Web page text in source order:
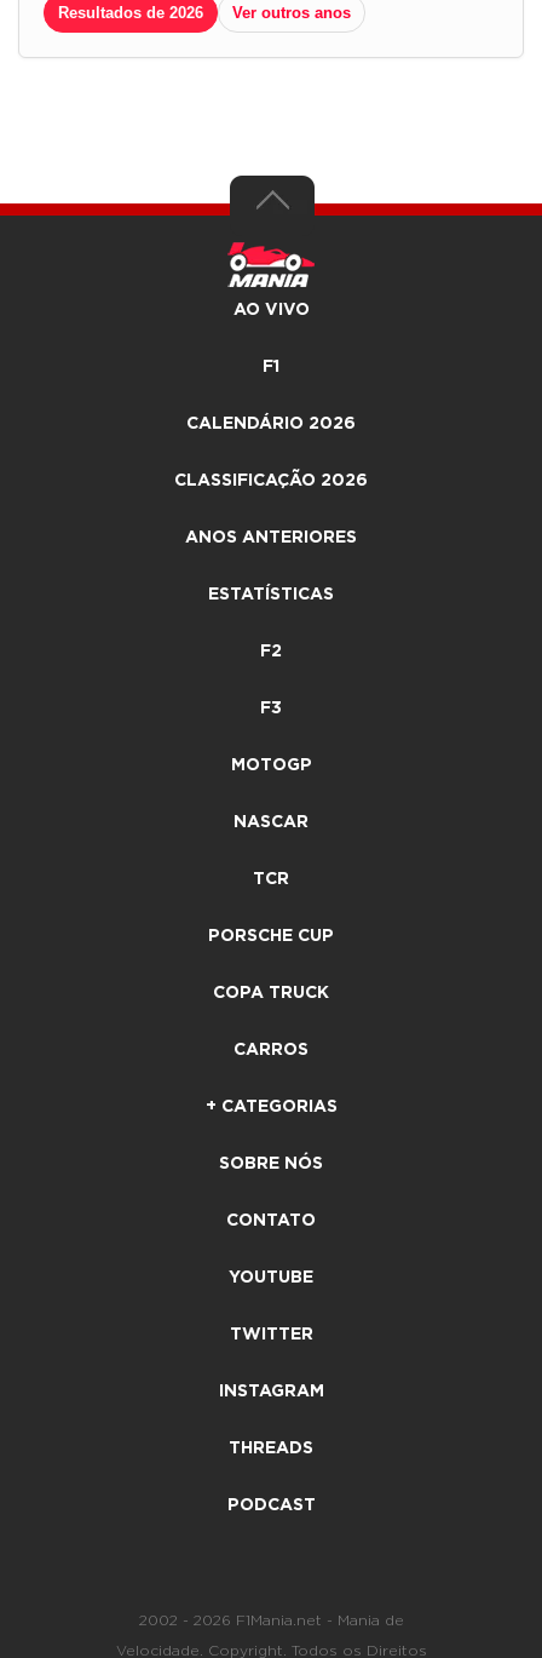
Resultados de 2026 Ver outros anos
AO VIVO
F1
CALENDÁRIO 2026
CLASSIFICAÇÃO 2026
ANOS ANTERIORES
ESTATÍSTICAS
F2
F3
MOTOGP
NASCAR
TCR
PORSCHE CUP
COPA TRUCK
CARROS
+ CATEGORIAS
SOBRE NÓS
CONTATO
YOUTUBE
TWITTER
INSTAGRAM
THREADS
PODCAST
2002 - 2026 F1Mania.net - Mania de
Velocidade. Copyright. Todos os Direitos